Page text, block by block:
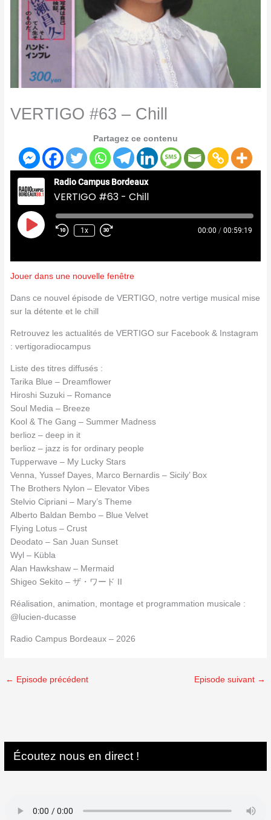
VERTIGO #63 – Chill
Partagez ce contenu
Radio Campus Bordeaux
VERTIGO #63 - Chill
Play
Episode
1x 00:00 / 00:59:19
Jouer dans une nouvelle fenêtre
Dans ce nouvel épisode de VERTIGO, notre vertige musical mise
sur la détente et le chill
Retrouvez les actualités de VERTIGO sur Facebook & Instagram
: vertigoradiocampus
Liste des titres diffusés :
Tarika Blue – Dreamflower
Hiroshi Suzuki – Romance
Soul Media – Breeze
Kool & The Gang – Summer Madness
berlioz – deep in it
berlioz – jazz is for ordinary people
Tupperwave – My Lucky Stars
Venna, Yussef Dayes, Marco Bernardis – Sicily’ Box
The Brothers Nylon – Elevator Vibes
Stelvio Cipriani – Mary’s Theme
Alberto Baldan Bembo – Blue Velvet
Flying Lotus – Crust
Deodato – San Juan Sunset
Wyl – Kübla
Alan Hawkshaw – Mermaid
Shigeo Sekito – ザ・ワード II
Réalisation, animation, montage et programmation musicale :
@lucien-ducasse
Radio Campus Bordeaux – 2026
← Episode précédent Episode suivant →
Écoutez nous en direct !